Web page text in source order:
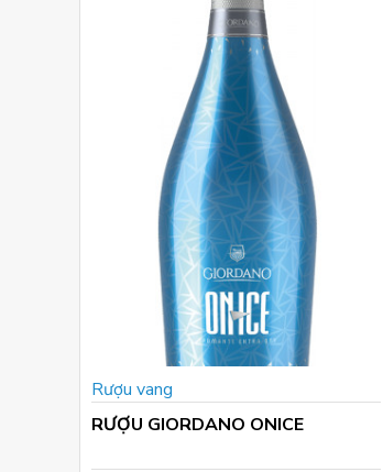
Rượu vang
RƯỢU GIORDANO ONICE